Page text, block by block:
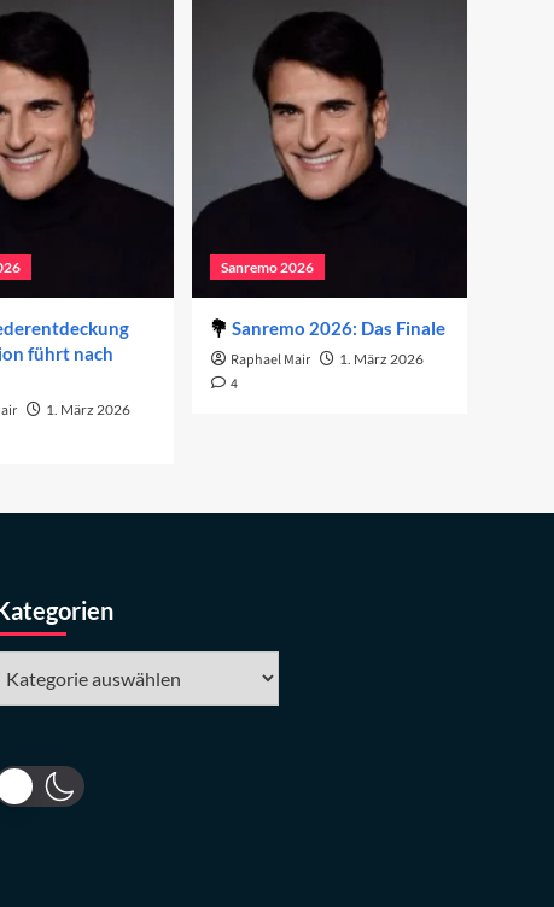
führt nach
1. März 2026
Sanremo 2026
Sanremo 2026: Das Finale
Raphael Mair 1. März 2026
4